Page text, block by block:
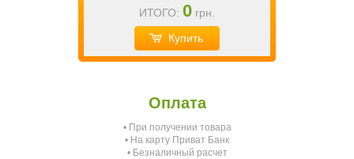
ИТОГО: 0 грн.
Купить
Оплата
• При получении товара
• На карту Приват Банк
• Безналичный расчет